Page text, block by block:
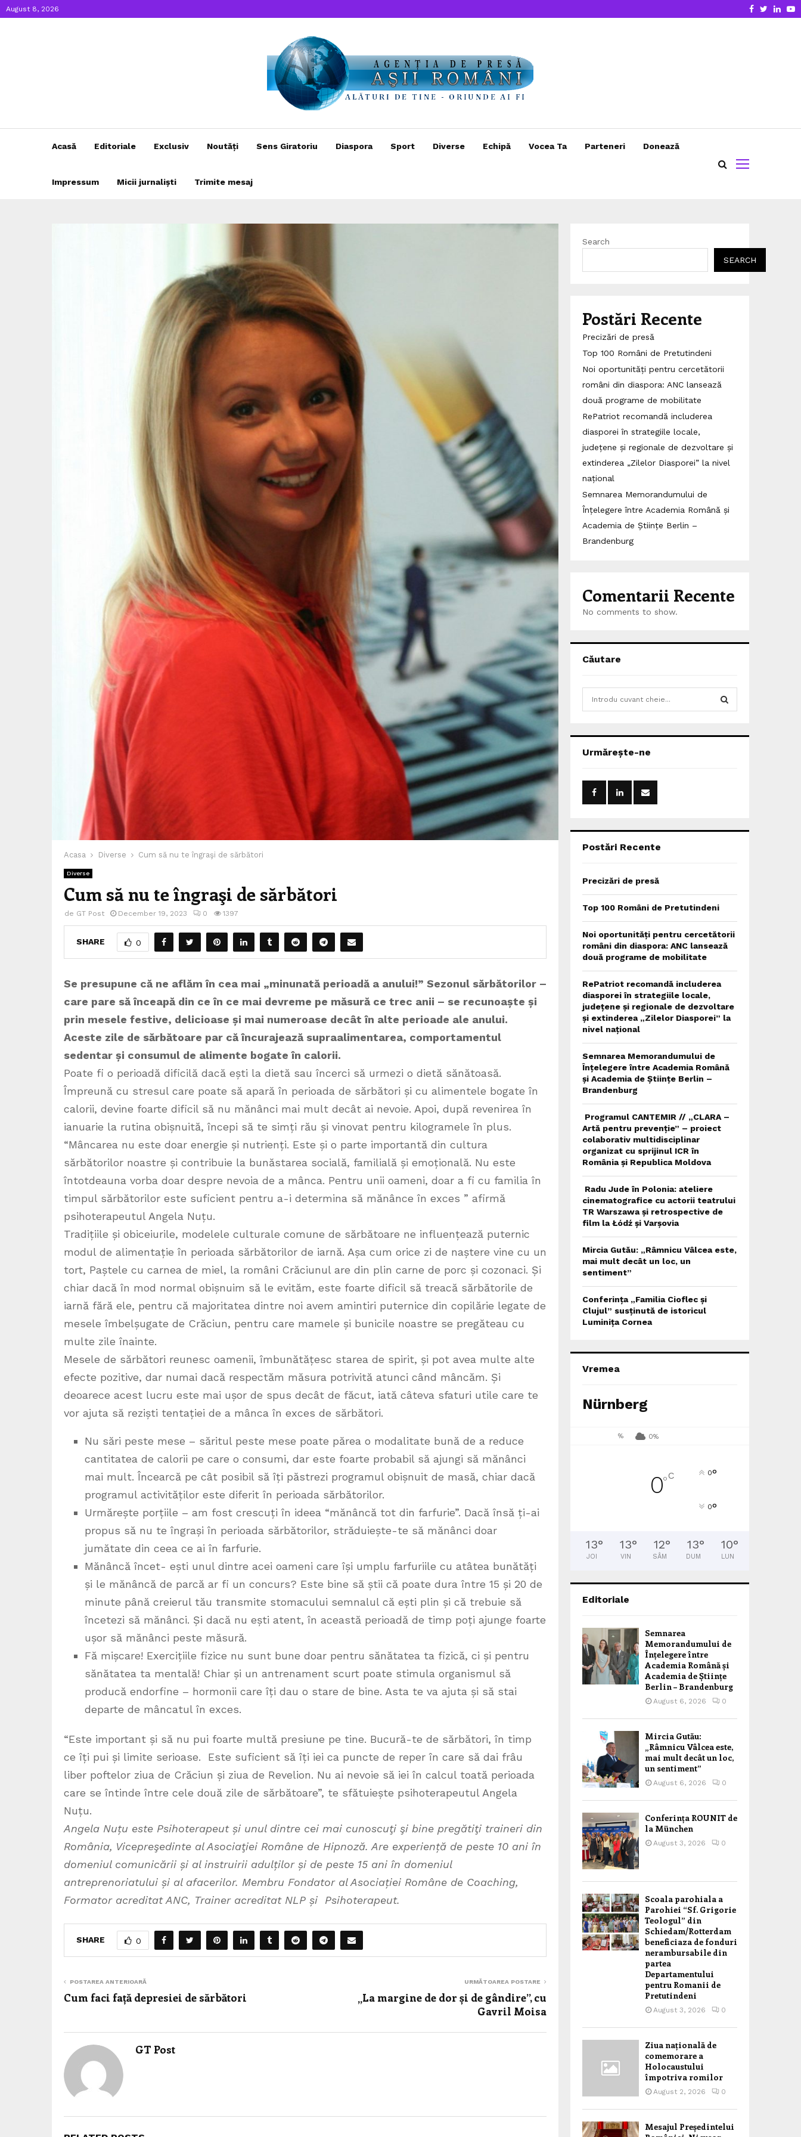
August 8, 2026 Facebook
Twitter
Acasă Editoriale Exclusiv Noutăți Sens Giratoriu Diaspora Sport Diverse Echipă Vocea Ta Parteneri Donează
Impressum Micii jurnaliști Trimite mesaj
Acasa Diverse Cum să nu te îngraşi de sărbători
Diverse
Cum să nu te îngraşi de sărbători
de GT Post December 19, 2023 0 1397
SHARE 0
Se presupune că ne aflăm în cea mai „minunată perioadă a anului!” Sezonul sărbătorilor –
care pare să înceapă din ce în ce mai devreme pe măsură ce trec anii – se recunoaște și
prin mesele festive, delicioase și mai numeroase decât în alte perioade ale anului.
Aceste zile de sărbătoare par că încurajează supraalimentarea, comportamentul
sedentar și consumul de alimente bogate în calorii.
Poate fi o perioadă dificilă dacă ești la dietă sau încerci să urmezi o dietă sănătoasă.
Împreună cu stresul care poate să apară în perioada de sărbători și cu alimentele bogate în
calorii, devine foarte dificil să nu mănânci mai mult decât ai nevoie. Apoi, după revenirea în
ianuarie la rutina obișnuită, începi să te simți rău și vinovat pentru kilogramele în plus.
“Mâncarea nu este doar energie și nutrienți. Este și o parte importantă din cultura
sărbătorilor noastre și contribuie la bunăstarea socială, familială și emoțională. Nu este
întotdeauna vorba doar despre nevoia de a mânca. Pentru unii oameni, doar a fi cu familia în
timpul sărbătorilor este suficient pentru a-i determina să mănânce în exces ” afirmă
psihoterapeutul Angela Nuțu.
Tradițiile și obiceiurile, modelele culturale comune de sărbătoare ne influențează puternic
modul de alimentație în perioada sărbătorilor de iarnă. Așa cum orice zi de naștere vine cu un
tort, Paștele cu carnea de miel, la români Crăciunul are din plin carne de porc și cozonaci. Și
chiar dacă în mod normal obișnuim să le evităm, este foarte dificil să treacă sărbătorile de
iarnă fără ele, pentru că majoritatea dintre noi avem amintiri puternice din copilărie legate de
mesele îmbelșugate de Crăciun, pentru care mamele și bunicile noastre se pregăteau cu
multe zile înainte.
Mesele de sărbători reunesc oamenii, îmbunătățesc starea de spirit, și pot avea multe alte
efecte pozitive, dar numai dacă respectăm măsura potrivită atunci când mâncăm. Și
deoarece acest lucru este mai ușor de spus decât de făcut, iată câteva sfaturi utile care te
vor ajuta să reziști tentației de a mânca în exces de sărbători.
Nu sări peste mese – săritul peste mese poate părea o modalitate bună de a reduce
cantitatea de calorii pe care o consumi, dar este foarte probabil să ajungi să mănânci
mai mult. Încearcă pe cât posibil să îți păstrezi programul obișnuit de masă, chiar dacă
programul activităților este diferit în perioada sărbătorilor.
Urmărește porțiile – am fost crescuți în ideea “mănâncă tot din farfurie”. Dacă însă ți-ai
propus să nu te îngrași în perioada sărbătorilor, străduiește-te să mănânci doar
jumătate din ceea ce ai în farfurie.
Mănâncă încet- ești unul dintre acei oameni care își umplu farfuriile cu atâtea bunătăți
și le mănâncă de parcă ar fi un concurs? Este bine să știi că poate dura între 15 și 20 de
minute până creierul tău transmite stomacului semnalul că ești plin și că trebuie să
încetezi să mănânci. Și dacă nu ești atent, în această perioadă de timp poți ajunge foarte
ușor să mănânci peste măsură.
Fă mișcare! Exercițiile fizice nu sunt bune doar pentru sănătatea ta fizică, ci și pentru
sănătatea ta mentală! Chiar și un antrenament scurt poate stimula organismul să
producă endorfine – hormonii care îți dau o stare de bine. Asta te va ajuta și să stai
departe de mâncatul în exces.
“Este important și să nu pui foarte multă presiune pe tine. Bucură-te de sărbători, în timp
ce îți pui și limite serioase. Este suficient să îți iei ca puncte de reper în care să dai frâu
liber poftelor ziua de Crăciun și ziua de Revelion. Nu ai nevoie să iei în calcul toată perioada
care se întinde între cele două zile de sărbătoare”, te sfătuiește psihoterapeutul Angela
Nuțu.
Angela Nuțu este Psihoterapeut și unul dintre cei mai cunoscuţi şi bine pregătiţi traineri din
România, Vicepreşedinte al Asociaţiei Române de Hipnoză. Are experiență de peste 10 ani în
domeniul comunicării și al instruirii adulților și de peste 15 ani în domeniul
antreprenoriatului și al afacerilor. Membru Fondator al Asociației Române de Coaching,
Formator acreditat ANC, Trainer acreditat NLP și Psihoterapeut.
SHARE 0
POSTAREA ANTERIOARĂ
Cum faci față depresiei de sărbători
URMĂTOAREA POSTARE
„La margine de dor și de gândire”, cu
Gavril Moisa
GT Post
Search
SEARCH
Postări Recente
Precizări de presă
Top 100 Români de Pretutindeni
Noi oportunități pentru cercetătorii
români din diaspora: ANC lansează
două programe de mobilitate
RePatriot recomandă includerea
diasporei în strategiile locale,
județene și regionale de dezvoltare și
extinderea „Zilelor Diasporei” la nivel
național
Semnarea Memorandumului de
Înțelegere între Academia Română și
Academia de Științe Berlin –
Brandenburg
Comentarii Recente
No comments to show.
Căutare
h
o
:
Urmărește-ne
Postări Recente
Precizări de presă
Top 100 Români de Pretutindeni
Noi oportunități pentru cercetătorii
români din diaspora: ANC lansează
două programe de mobilitate
RePatriot recomandă includerea
diasporei în strategiile locale,
județene și regionale de dezvoltare
și extinderea „Zilelor Diasporei” la
nivel național
Semnarea Memorandumului de
Înțelegere între Academia Română
și Academia de Științe Berlin –
Brandenburg
Programul CANTEMIR // „CLARA –
Artă pentru prevenție” – proiect
colaborativ multidisciplinar
organizat cu sprijinul ICR în
România și Republica Moldova
Radu Jude în Polonia: ateliere
cinematografice cu actorii teatrului
TR Warszawa și retrospective de
film la Łódź și Varșovia
Mircia Gutău: „Râmnicu Vâlcea este,
mai mult decât un loc, un
sentiment”
Conferința „Familia Cioflec și
Clujul” susținută de istoricul
Luminița Cornea
Vremea
Nürnberg
% 0%
0°C 0°
0°
13°
JOI
13°
VIN
12°
SÂM
13°
DUM
10°
LUN
Editoriale
Semnarea
Memorandumului de
Înțelegere între
Academia Română și
Academia de Științe
Berlin – Brandenburg
August 6, 2026 0
Mircia Gutău:
„Râmnicu Vâlcea este,
mai mult decât un loc,
un sentiment”
August 6, 2026 0
Conferința ROUNIT de
la München
August 3, 2026 0
Scoala parohiala a
Parohiei “Sf. Grigorie
Teologul” din
Schiedam/Rotterdam
beneficiaza de fonduri
nerambursabile din
partea
Departamentului
pentru Romanii de
Pretutindeni
August 3, 2026 0
Ziua națională de
comemorare a
Holocaustului
împotriva romilor
August 2, 2026 0
Mesajul Președintelui